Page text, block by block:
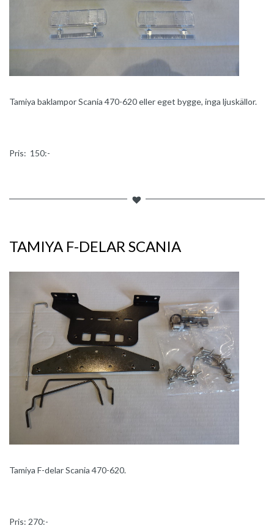
Tamiya baklampor Scania 470-620 eller eget bygge, inga ljuskällor.
Pris: 150:-
TAMIYA F-DELAR SCANIA
Tamiya F-delar Scania 470-620.
Pris: 270:-